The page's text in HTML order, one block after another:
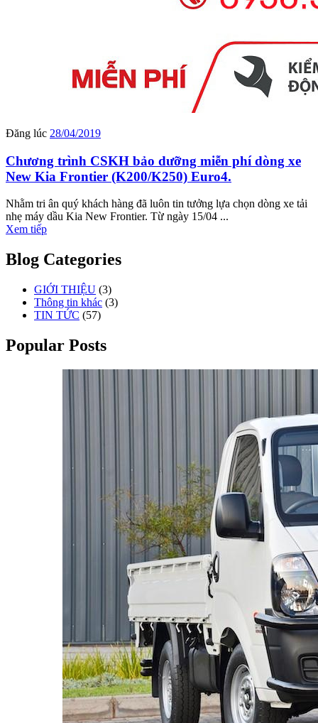
Đăng lúc 28/04/2019
Chương trình CSKH bảo dưỡng miễn phí dòng xe
New Kia Frontier (K200/K250) Euro4.
Nhằm tri ân quý khách hàng đã luôn tin tưởng lựa chọn dòng xe tải
nhẹ máy dầu Kia New Frontier. Từ ngày 15/04 ...
Xem tiếp
Blog Categories
GIỚI THIỆU (3)
Thông tin khác (3)
TIN TỨC (57)
Popular Posts